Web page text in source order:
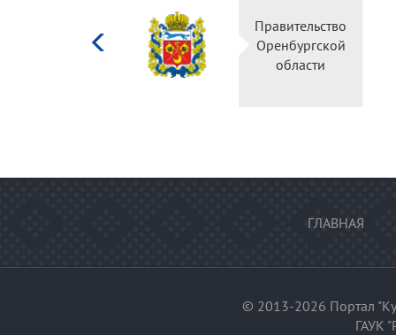
Правительство
Оренбургской
области
ГЛАВНАЯ
© 2013-2026 Портал
ГАУК